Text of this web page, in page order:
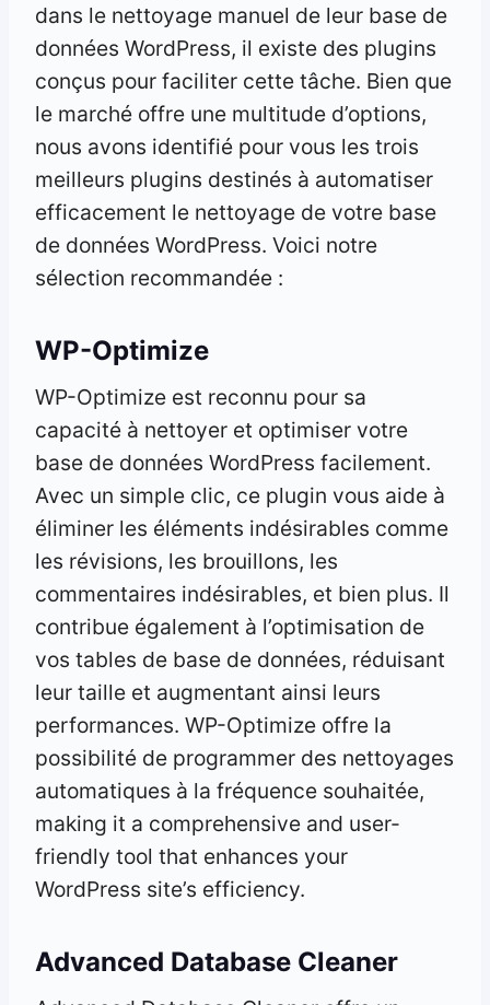
dans le nettoyage manuel de leur base de
données WordPress, il existe des plugins
conçus pour faciliter cette tâche. Bien que
le marché offre une multitude d’options,
nous avons identifié pour vous les trois
meilleurs plugins destinés à automatiser
efficacement le nettoyage de votre base
de données WordPress. Voici notre
sélection recommandée :
WP-Optimize
WP-Optimize est reconnu pour sa
capacité à nettoyer et optimiser votre
base de données WordPress facilement.
Avec un simple clic, ce plugin vous aide à
éliminer les éléments indésirables comme
les révisions, les brouillons, les
commentaires indésirables, et bien plus. Il
contribue également à l’optimisation de
vos tables de base de données, réduisant
leur taille et augmentant ainsi leurs
performances. WP-Optimize offre la
possibilité de programmer des nettoyages
automatiques à la fréquence souhaitée,
making it a comprehensive and user-
friendly tool that enhances your
WordPress site’s efficiency.
Advanced Database Cleaner